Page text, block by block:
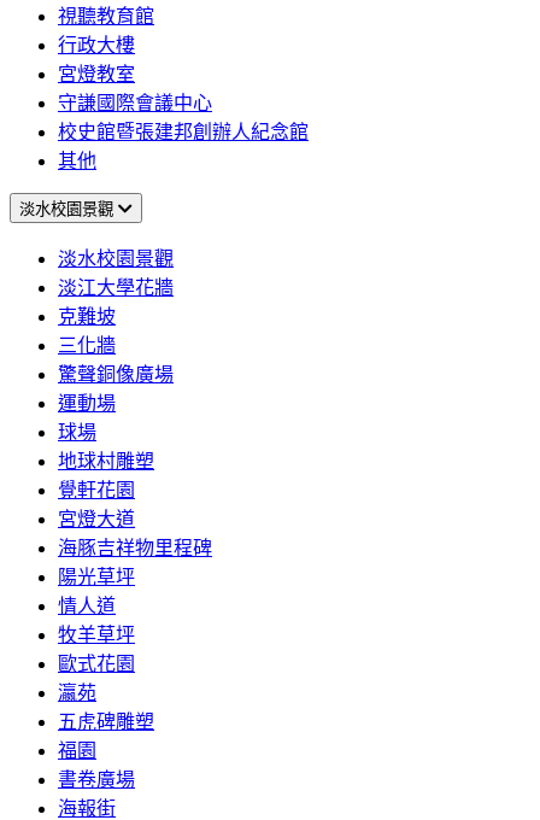
視聽教育館
行政大樓
宮燈教室
守謙國際會議中心
校史館暨張建邦創辦人紀念館
其他
淡水校園景觀
淡水校園景觀
淡江大學花牆
克難坡
三化牆
驚聲銅像廣場
運動場
球場
地球村雕塑
覺軒花園
宮燈大道
海豚吉祥物里程碑
陽光草坪
情人道
牧羊草坪
歐式花園
瀛苑
五虎碑雕塑
福園
書卷廣場
海報街